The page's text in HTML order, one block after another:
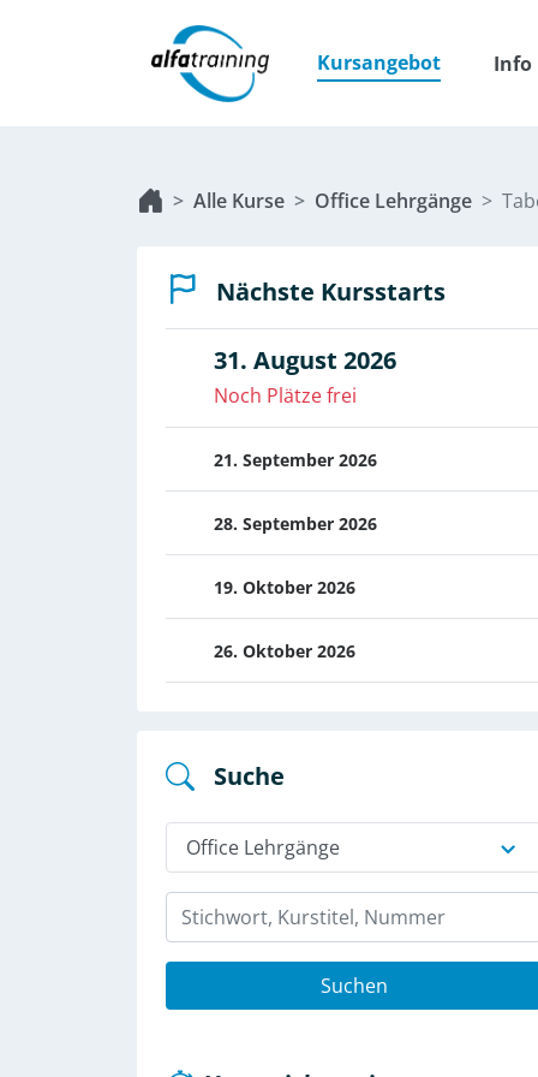
Kursangebot Info
Alle Kurse Office Lehrgänge
Nächste Kursstarts
31. August 2026
Noch Plätze frei
21. September 2026
28. September 2026
19. Oktober 2026
26. Oktober 2026
Suche
Office Lehrgänge
Suchen